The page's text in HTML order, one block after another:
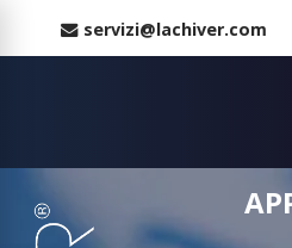
servizi@lachiver.com